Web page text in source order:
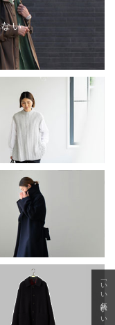
「いい年齢 いい洋服」